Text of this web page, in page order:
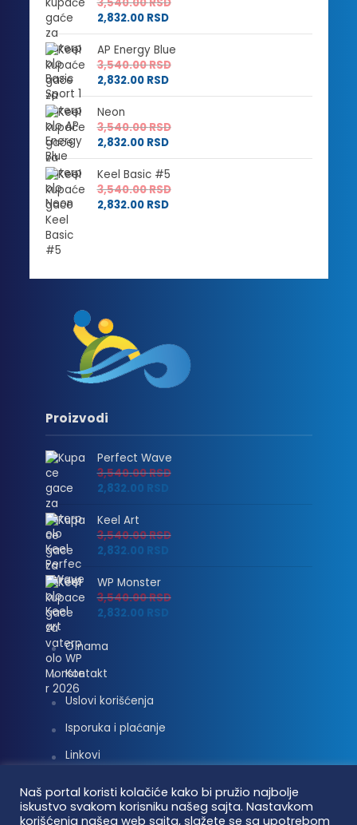
2,832.00 RSD
AP Energy Blue
3,540.00RSD
2,832.00 RSD
Neon
3,540.00RSD
2,832.00 RSD
Keel Basic #5
3,540.00RSD
2,832.00 RSD
Proizvodi
Perfect Wave
3,540.00RSD
2,832.00 RSD
Keel Art
3,540.00RSD
2,832.00 RSD
WP Monster
3,540.00RSD
2,832.00 RSD
O nama
Kontakt
Uslovi korišćenja
Isporuka i plaćanje
Linkovi
Naš portal koristi kolačiće kako bi pružio najbolje
iskustvo svakom korisniku našeg sajta. Nastavkom
korišćenja našeg web sajta, slažete se sa upotrebom